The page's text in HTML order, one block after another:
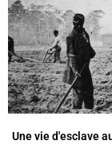
Une vie d'esclave